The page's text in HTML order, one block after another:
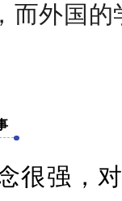
而外国
很强，